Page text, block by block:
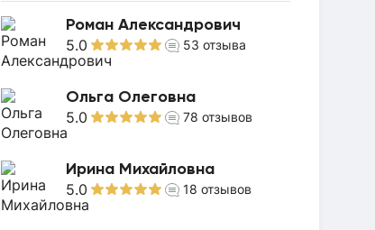
Роман Александрович
5.0 53 отзыва
Ольга Олеговна
5.0 78 отзывов
Ирина Михайловна
5.0 18 отзывов